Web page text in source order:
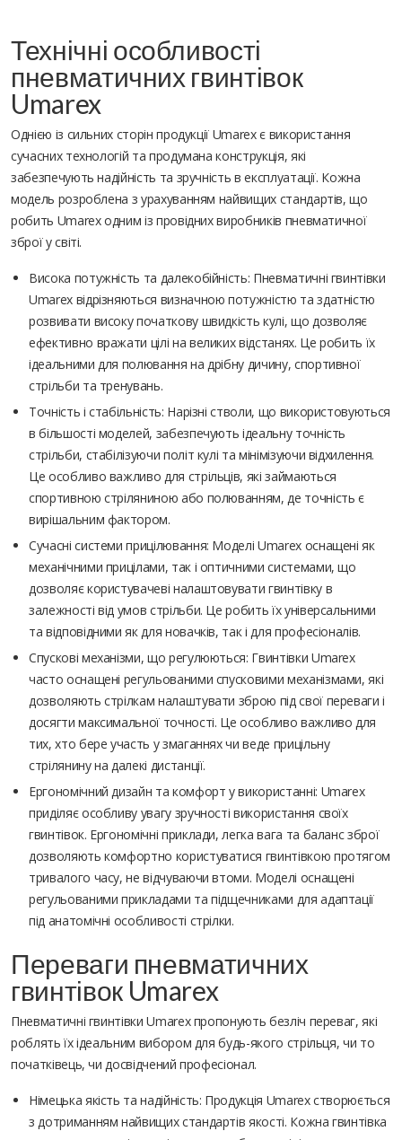
Технічні особливості
пневматичних гвинтівок
Umarex
Однією із сильних сторін продукції Umarex є використання
сучасних технологій та продумана конструкція, які
забезпечують надійність та зручність в експлуатації. Кожна
модель розроблена з урахуванням найвищих стандартів, що
робить Umarex одним із провідних виробників пневматичної
зброї у світі.
Висока потужність та далекобійність: Пневматичні гвинтівки
Umarex відрізняються визначною потужністю та здатністю
розвивати високу початкову швидкість кулі, що дозволяє
ефективно вражати цілі на великих відстанях. Це робить їх
ідеальними для полювання на дрібну дичину, спортивної
стрільби та тренувань.
Точність і стабільність: Нарізні стволи, що використовуються
в більшості моделей, забезпечують ідеальну точність
стрільби, стабілізуючи політ кулі та мінімізуючи відхилення.
Це особливо важливо для стрільців, які займаються
спортивною стріляниною або полюванням, де точність є
вирішальним фактором.
Сучасні системи прицілювання: Моделі Umarex оснащені як
механічними прицілами, так і оптичними системами, що
дозволяє користувачеві налаштовувати гвинтівку в
залежності від умов стрільби. Це робить їх універсальними
та відповідними як для новачків, так і для професіоналів.
Спускові механізми, що регулюються: Гвинтівки Umarex
часто оснащені регульованими спусковими механізмами, які
дозволяють стрілкам налаштувати зброю під свої переваги і
досягти максимальної точності. Це особливо важливо для
тих, хто бере участь у змаганнях чи веде прицільну
стрілянину на далекі дистанції.
Ергономічний дизайн та комфорт у використанні: Umarex
приділяє особливу увагу зручності використання своїх
гвинтівок. Ергономічні приклади, легка вага та баланс зброї
дозволяють комфортно користуватися гвинтівкою протягом
тривалого часу, не відчуваючи втоми. Моделі оснащені
регульованими прикладами та підщечниками для адаптації
під анатомічні особливості стрілки.
Переваги пневматичних
гвинтівок Umarex
Пневматичні гвинтівки Umarex пропонують безліч переваг, які
роблять їх ідеальним вибором для будь-якого стрільця, чи то
початківець, чи досвідчений професіонал.
Німецька якість та надійність: Продукція Umarex створюється
з дотриманням найвищих стандартів якості. Кожна гвинтівка